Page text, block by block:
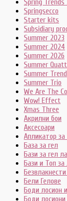
Spring Trends
Springsecco
Starter kits
Subsidiary
Summer 2023
Summer 2024
Summer 2026
Summer
Summer
Summer Trio
We Are The
Wow! Effect
Xmas Three
Акрилни бои
Аксесоари
Апликатор
База за гел
Бази за гел
Бази и Топ за
Бели Гелове
Боди лосион
Боди лосиони